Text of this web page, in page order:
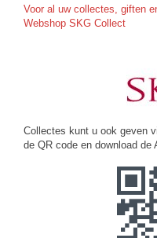
Voor al uw collectes, giften
Webshop SKG Collect
Collectes kunt u ook geven
de QR code en download de